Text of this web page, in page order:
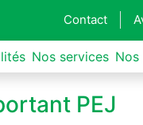
Contact
Nos services Nos
PEJ